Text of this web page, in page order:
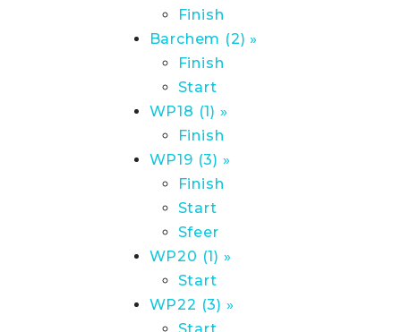
Finish
Barchem (2) »
Finish
Start
WP18 (1) »
Finish
WP19 (3) »
Finish
Start
Sfeer
WP20 (1) »
Start
WP22 (3) »